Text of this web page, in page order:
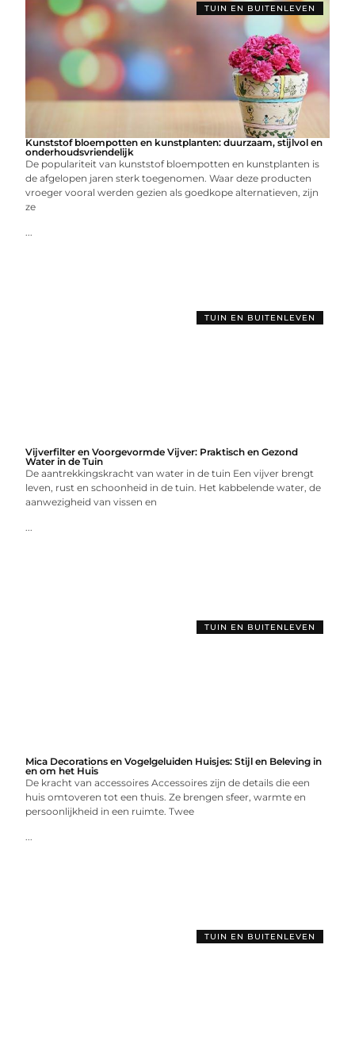
TUIN EN BUITENLEVEN
Kunststof bloempotten en kunstplanten: duurzaam, stijlvol en
onderhoudsvriendelijk
De populariteit van kunststof bloempotten en kunstplanten is
de afgelopen jaren sterk toegenomen. Waar deze producten
vroeger vooral werden gezien als goedkope alternatieven, zijn
ze
...
TUIN EN BUITENLEVEN
Vijverfilter en Voorgevormde Vijver: Praktisch en Gezond
Water in de Tuin
De aantrekkingskracht van water in de tuin Een vijver brengt
leven, rust en schoonheid in de tuin. Het kabbelende water, de
aanwezigheid van vissen en
...
TUIN EN BUITENLEVEN
Mica Decorations en Vogelgeluiden Huisjes: Stijl en Beleving in
en om het Huis
De kracht van accessoires Accessoires zijn de details die een
huis omtoveren tot een thuis. Ze brengen sfeer, warmte en
persoonlijkheid in een ruimte. Twee
...
TUIN EN BUITENLEVEN